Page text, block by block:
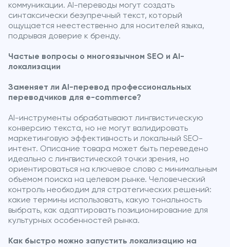
коммуникации. AI-переводы могут создать
синтаксически безупречный текст, который
ощущается неестественно для носителей языка,
подрывая доверие к бренду.
Частые вопросы о многоязычном SEO и AI-
локализации
Заменяет ли AI-перевод профессиональных
переводчиков для e-commerce?
AI-инструменты обрабатывают лингвистическую
конверсию текста, но не могут валидировать
маркетинговую эффективность и локальный SEO-
интент. Описание товара может быть переведено
идеально с лингвистической точки зрения, но
ориентироваться на ключевое слово с минимальным
объемом поиска на целевом рынке. Человеческий
контроль необходим для стратегических решений:
какие термины использовать, какую тональность
выбрать, как адаптировать позиционирование для
культурных особенностей рынка.
Как быстро можно запустить локализацию на